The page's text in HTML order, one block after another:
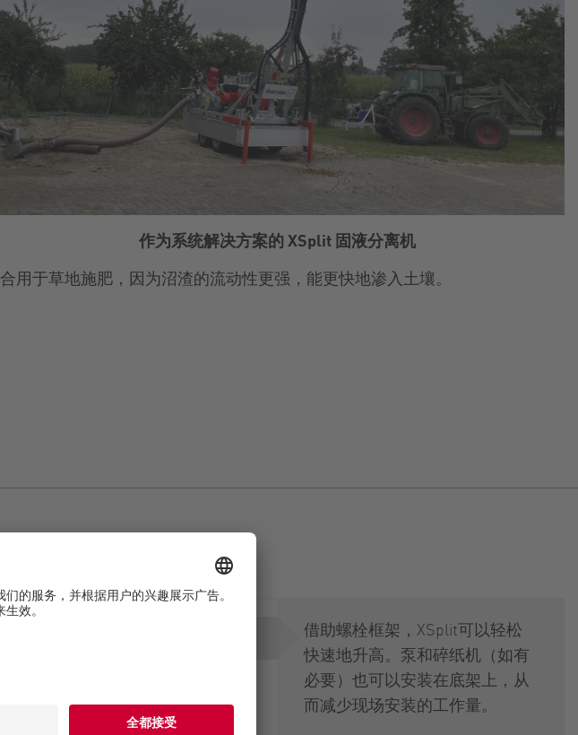
作为系统解决方案的 XSplit 固液分离机
于草地施肥，因为沼渣的流动性更强，能更快地渗入土壤。
借助螺栓框架，XSplit可以轻松
快速地升高。泵和碎纸机（如有
必要）也可以安装在底架上，从
而减少现场安装的工作量。